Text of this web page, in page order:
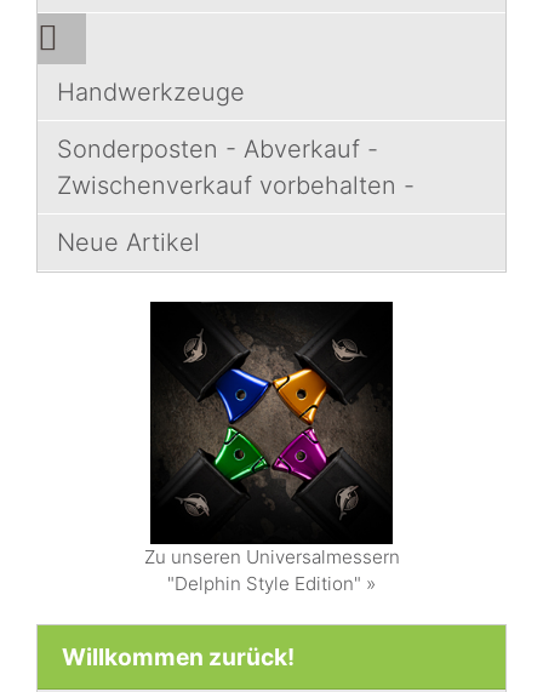
Handwerkzeuge
Sonderposten - Abverkauf -
Zwischenverkauf vorbehalten -
Neue Artikel
Zu unseren Universalmessern
"Delphin Style Edition" »
Willkommen zurück!